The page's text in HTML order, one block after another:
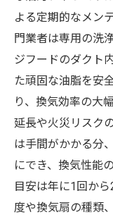
よる定期的なメン
門業者は専用の洗
ジフードのダクト
た頑固な油脂を安
り、換気効率の大
延長や火災リスク
は手間がかかる分
にでき、換気性能
目安は年に1回か
度や換気扇の種類